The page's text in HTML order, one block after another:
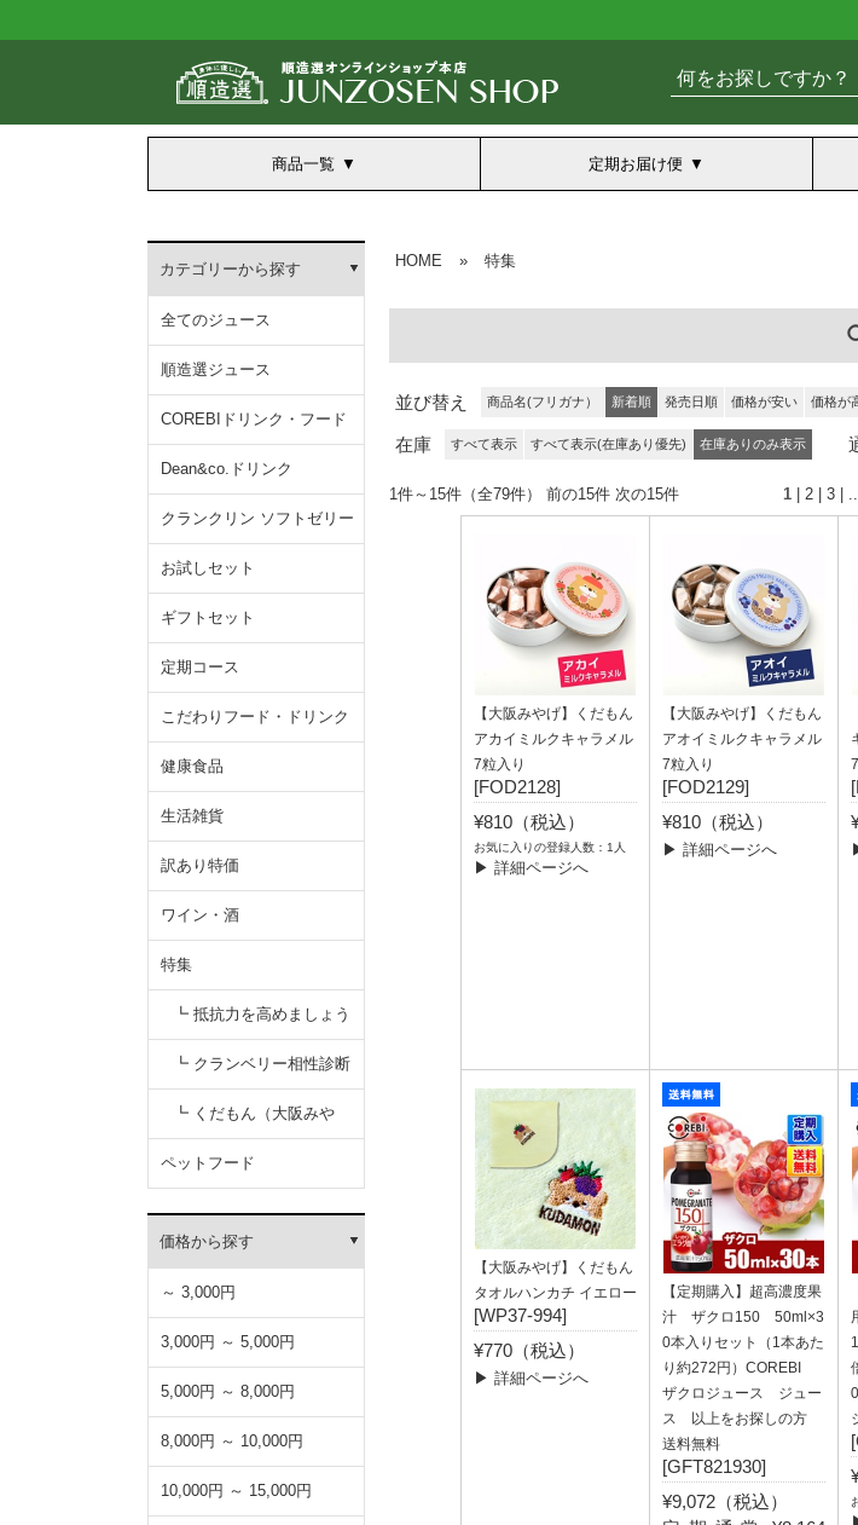
商品一覧 定期お届け便
カテゴリーから探す
全てのジュース
順造選ジュース
COREBIドリンク・フード
Dean&co.ドリンク
クランクリン ソフトゼリー
お試しセット
ギフトセット
定期コース
こだわりフード・ドリンク
健康食品
生活雑貨
訳あり特価
ワイン・酒
特集
┗ 抵抗力を高めましょう
┗ クランベリー相性診断
┗ くだもん（大阪みや
げ）
ペットフード
価格から探す
～ 3,000円
3,000円 ～ 5,000円
5,000円 ～ 8,000円
8,000円 ～ 10,000円
10,000円 ～ 15,000円
HOME » 特集
並び替え 商品名(フリガナ） 新着順 発売日順 価格が安い 価格が
在庫 すべて表示 すべて表示(在庫あり優先) 在庫ありのみ表示
1件～15件（全79件） 前の15件 次の15件 1 2 3 |
【大阪みやげ】くだもん
アカイミルクキャラメル
7粒入り
[FOD2128]
¥810（税込）
お気に入りの登録人数：1人
▶ 詳細ページへ
【大阪みやげ】くだもん
アオイミルクキャラメル
7粒入り
[FOD2129]
¥810（税込）
▶ 詳細ページへ
【大阪みやげ】くだもん
タオルハンカチ イエロー
[WP37-994]
¥770（税込）
▶ 詳細ページへ
【定期購入】超高濃度果
汁 ザクロ150 50ml×3
0本入りセット（1本あた
り約272円）COREBI
ザクロジュース ジュー
ス 以上をお探しの方
送料無料
[GFT821930]
¥9,072（税込）